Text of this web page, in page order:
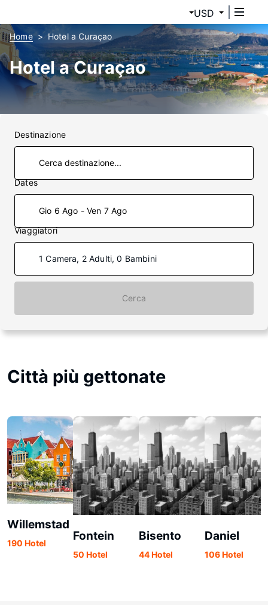
USD
Home Hotel a Curaçao
Hotel a Curaçao
Destinazione
Dates
Gio 6 Ago - Ven 7 Ago
Viaggiatori
1 Camera, 2 Adulti, 0 Bambini
Cerca
Città più gettonate
Willemstad
190 Hotel
Fontein
50 Hotel
Bisento
44 Hotel
Daniel
106 Hotel